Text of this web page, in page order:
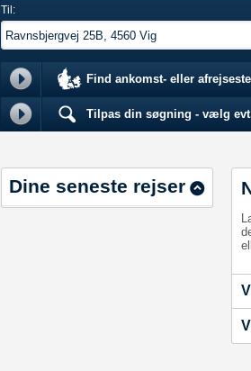
Til:
Find ankomst- eller
Tilpas din søgning - vælg
Dine seneste rejser